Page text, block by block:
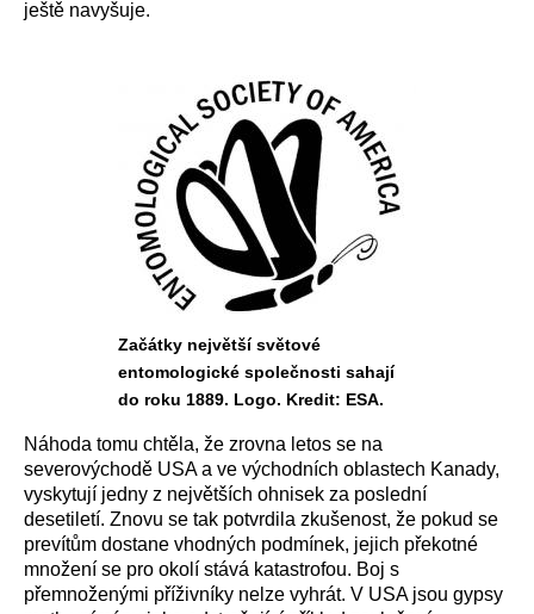
ještě navyšuje.
Začátky největší světové
entomologické společnosti sahají
do roku 1889. Logo. Kredit: ESA.
Náhoda tomu chtěla, že zrovna letos se na
severovýchodě USA a ve východních oblastech Kanady,
vyskytují jedny z největších ohnisek za poslední
desetiletí. Znovu se tak potvrdila zkušenost, že pokud se
prevítům dostane vhodných podmínek, jejich překotné
množení se pro okolí stává katastrofou. Boj s
přemnoženými příživníky nelze vyhrát. V USA jsou gypsy